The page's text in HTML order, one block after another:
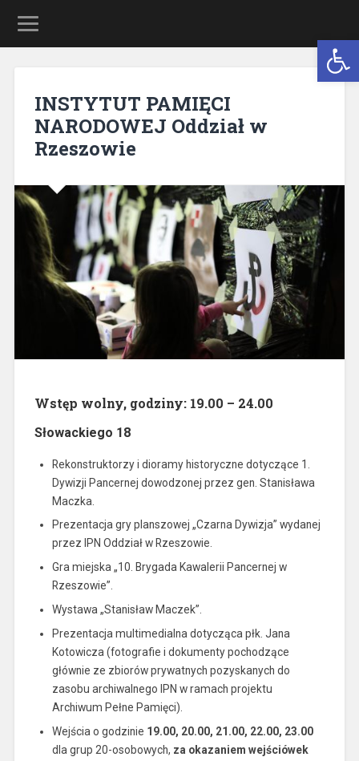
INSTYTUT PAMIĘCI
NARODOWEJ Oddział w
Rzeszowie
Wstęp wolny, godziny: 19.00 – 24.00
Słowackiego 18
Rekonstruktorzy i dioramy historyczne dotyczące 1.
Dywizji Pancernej dowodzonej przez gen. Stanisława
Maczka.
Prezentacja gry planszowej „Czarna Dywizja” wydanej
przez IPN Oddział w Rzeszowie.
Gra miejska „10. Brygada Kawalerii Pancernej w
Rzeszowie”.
Wystawa „Stanisław Maczek”.
Prezentacja multimedialna dotycząca płk. Jana
Kotowicza (fotografie i dokumenty pochodzące
głównie ze zbiorów prywatnych pozyskanych do
zasobu archiwalnego IPN w ramach projektu
Archiwum Pełne Pamięci).
Wejścia o godzinie 19.00, 20.00, 21.00, 22.00, 23.00
dla grup 20-osobowych, za okazaniem wejściówek